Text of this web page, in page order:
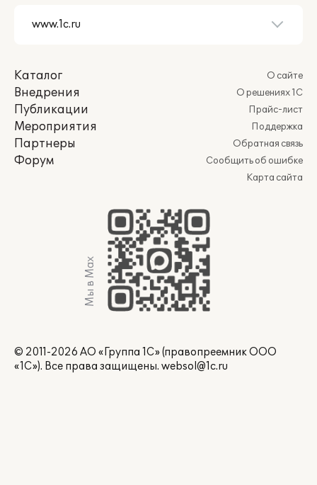
Каталог
Внедрения
Публикации
Мероприятия
Партнеры
Форум
О сайте
О решениях 1С
Прайс-лист
Поддержка
Обратная связь
Сообщить об ошибке
Карта сайта
Мы в Max
© 2011-2026 АО «Группа 1С» (правопреемник ООО
«1С»). Все права защищены. websol@1c.ru